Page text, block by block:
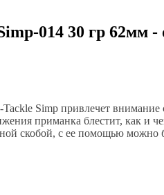
014 30 гр 62мм -
Simp привлечет
приманка блестит, как и
скобой, с ее помощью можно